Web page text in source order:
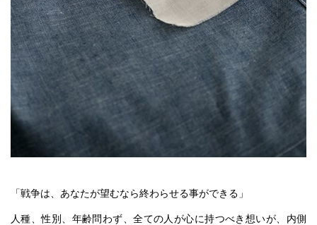
「戦争は、あなたが望むなら終わらせる事ができる」
人種、性別、年齢問わず、全ての人が心に持つべき想いが、内側